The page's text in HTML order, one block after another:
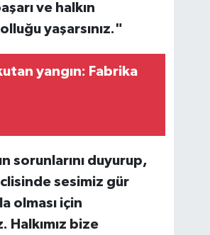
ve halkın
yaşarsınız."
yangın: Fabrika
sorunlarını duyurup,
sesimiz gür
olması için
Halkımız bize